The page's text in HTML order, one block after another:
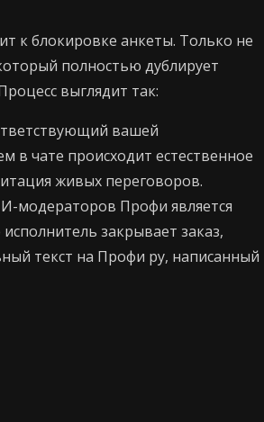
к блокировке анкеты. Только не
полностью дублирует
выглядит так:
вашей
в чате происходит естественное
живых переговоров.
модераторов Профи является
закрывает заказ,
текст на Профи ру, написанный